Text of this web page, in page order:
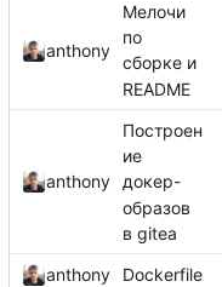
anthony
Мелочи
по
сборке и
README
anthony
Построен
ие
докер-
образов
в gitea
anthony Dockerfile